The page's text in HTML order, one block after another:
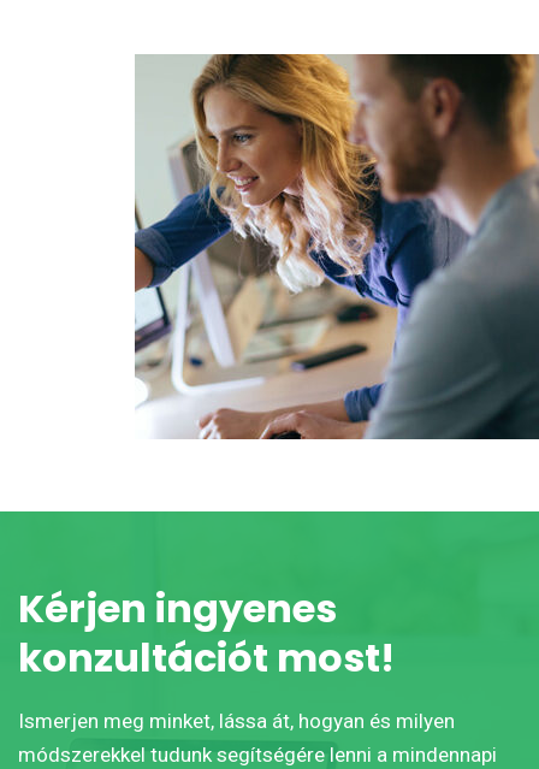
Kérjen ingyenes
konzultációt most!
Ismerjen meg minket, lássa át, hogyan és milyen
módszerekkel tudunk segítségére lenni a mindennapi